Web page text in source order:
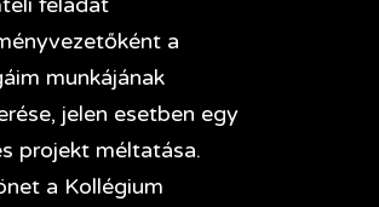
a
munkájának
jelen esetben egy
projekt méltatása.
a Kollégium